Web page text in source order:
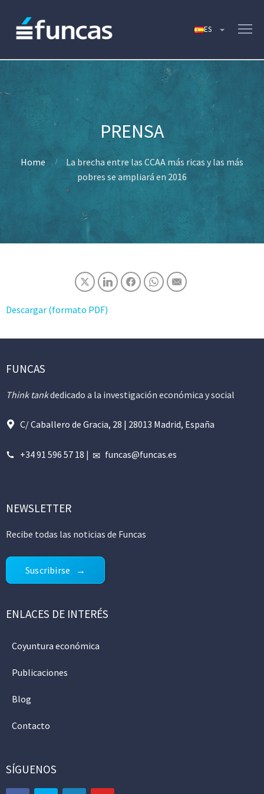
Home
La brecha entre las CCAA más ricas y las más
pobres se ampliará en 2016
Descargar (formato PDF)
FUNCAS
Think tankdedicado a la investigación económica y social
C/ Caballero de Gracia, 28 | 28013 Madrid, España
+34 91 596 57 18 | funcas@funcas.es
NEWSLETTER
Recibe todas las noticias de Funcas
Suscribirse
ENLACES DE INTERÉS
Coyuntura económica
Publicaciones
Blog
Contacto
SÍGUENOS